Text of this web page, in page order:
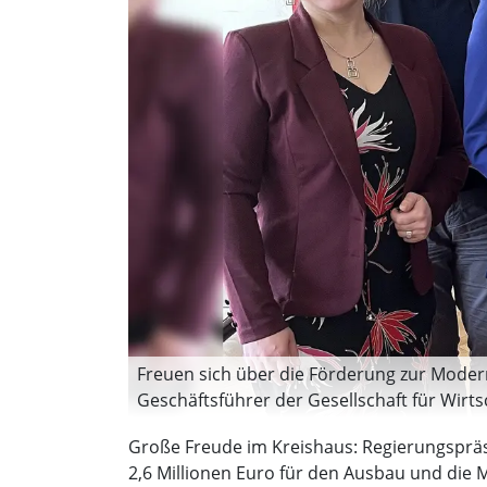
Freuen sich über die Förderung zur
Geschäftsführer der Gesellschaft für
Johann-Conrad-Schlaun-Berufskollegs,
Große Freude im Kreishaus:
2,6 Millionen Euro für den Ausbau und